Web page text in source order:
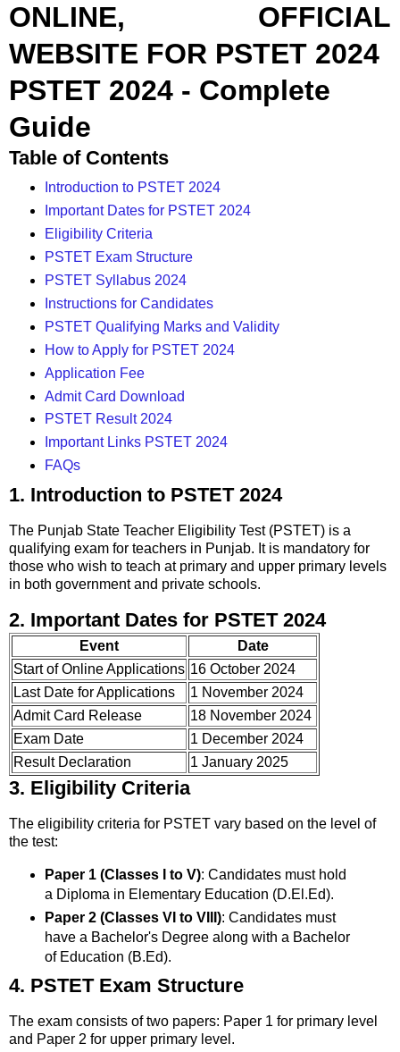
ONLINE, OFFICIAL
WEBSITE FOR PSTET 2024
PSTET 2024 - Complete
Guide
Table of Contents
Introduction to PSTET 2024
Important Dates for PSTET 2024
Eligibility Criteria
PSTET Exam Structure
PSTET Syllabus 2024
Instructions for Candidates
PSTET Qualifying Marks and Validity
How to Apply for PSTET 2024
Application Fee
Admit Card Download
PSTET Result 2024
Important Links PSTET 2024
FAQs
1. Introduction to PSTET 2024
The Punjab State Teacher Eligibility Test (PSTET) is a
qualifying exam for teachers in Punjab. It is mandatory for
those who wish to teach at primary and upper primary levels
in both government and private schools.
2. Important Dates for PSTET 2024
Event
Date
Start of Online Applications 16 October 2024
Last Date for Applications
1 November 2024
Admit Card Release
18 November 2024
Exam Date
1 December 2024
Result Declaration
1 January 2025
3. Eligibility Criteria
The eligibility criteria for PSTET vary based on the level of
the test:
Paper 1 (Classes I to V): Candidates must hold
a Diploma in Elementary Education (D.El.Ed).
Paper 2 (Classes VI to VIII): Candidates must
have a Bachelor's Degree along with a Bachelor
of Education (B.Ed).
4. PSTET Exam Structure
The exam consists of two papers: Paper 1 for primary level
and Paper 2 for upper primary level.